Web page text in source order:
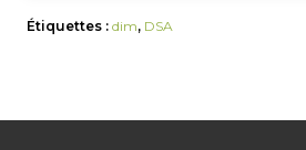
Étiquettes :dim, DSA